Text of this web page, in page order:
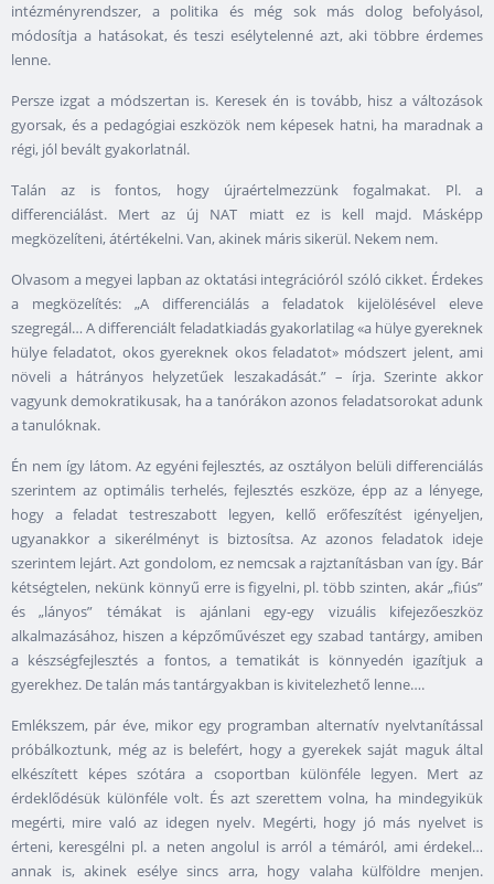
intézményrendszer, a politika és még sok más dolog befolyásol,
módosítja a hatásokat, és teszi esélytelenné azt, aki többre érdemes
lenne.
Persze izgat a módszertan is. Keresek én is tovább, hisz a változások
gyorsak, és a pedagógiai eszközök nem képesek hatni, ha maradnak a
régi, jól bevált gyakorlatnál.
Talán az is fontos, hogy újraértelmezzünk fogalmakat. Pl. a
differenciálást. Mert az új NAT miatt ez is kell majd. Másképp
megközelíteni, átértékelni. Van, akinek máris sikerül. Nekem nem.
Olvasom a megyei lapban az oktatási integrációról szóló cikket. Érdekes
a megközelítés: „A differenciálás a feladatok kijelölésével eleve
szegregál… A differenciált feladatkiadás gyakorlatilag «a hülye gyereknek
hülye feladatot, okos gyereknek okos feladatot» módszert jelent, ami
növeli a hátrányos helyzetűek leszakadását.” – írja. Szerinte akkor
vagyunk demokratikusak, ha a tanórákon azonos feladatsorokat adunk
a tanulóknak.
Én nem így látom. Az egyéni fejlesztés, az osztályon belüli differenciálás
szerintem az optimális terhelés, fejlesztés eszköze, épp az a lényege,
hogy a feladat testreszabott legyen, kellő erőfeszítést igényeljen,
ugyanakkor a sikerélményt is biztosítsa. Az azonos feladatok ideje
szerintem lejárt. Azt gondolom, ez nemcsak a rajztanításban van így. Bár
kétségtelen, nekünk könnyű erre is figyelni, pl. több szinten, akár „fiús”
és „lányos” témákat is ajánlani egy-egy vizuális kifejezőeszköz
alkalmazásához, hiszen a képzőművészet egy szabad tantárgy, amiben
a készségfejlesztés a fontos, a tematikát is könnyedén igazítjuk a
gyerekhez. De talán más tantárgyakban is kivitelezhető lenne….
Emlékszem, pár éve, mikor egy programban alternatív nyelvtanítással
próbálkoztunk, még az is belefért, hogy a gyerekek saját maguk által
elkészített képes szótára a csoportban különféle legyen. Mert az
érdeklődésük különféle volt. És azt szerettem volna, ha mindegyikük
megérti, mire való az idegen nyelv. Megérti, hogy jó más nyelvet is
érteni, keresgélni pl. a neten angolul is arról a témáról, ami érdekel…
annak is, akinek esélye sincs arra, hogy valaha külföldre menjen.